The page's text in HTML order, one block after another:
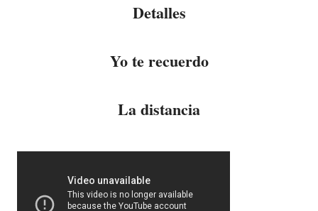
Detalles
Yo te recuerdo
La distancia